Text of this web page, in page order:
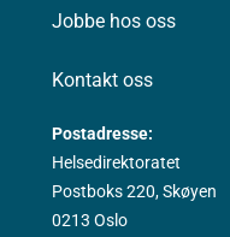
Jobbe hos oss
Kontakt oss
Postadresse:
Helsedirektoratet
Postboks 220, Skøyen
0213 Oslo